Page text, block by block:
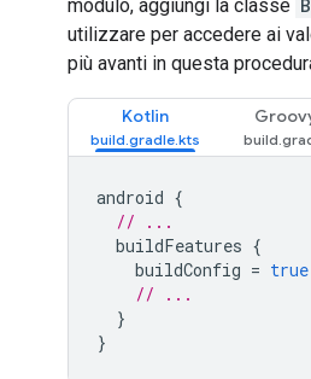
modulo, aggiungi la classe
utilizzare per accedere ai
più avanti in questa
Kotlin
android {
// ...
buildFeatures {
buildConfig = true
// ...
}
}